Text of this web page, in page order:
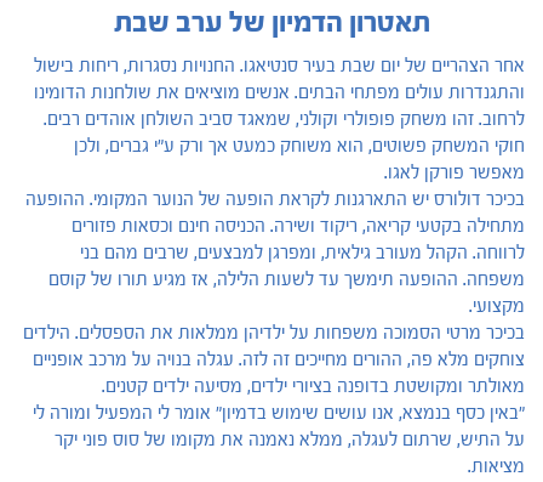
תאטרון הדמיון של ערב שבת
אחר הצהריים של יום שבת בעיר סנטיאגו. החנויות נסגרות, ריחות בישול
והתגנדרות עולים מפתחי הבתים. אנשים מוציאים את שולחנות הדומינו
לרחוב. זהו משחק פופולרי וקולני, שמאגד סביב השולחן אוהדים רבים.
חוקי המשחק פשוטים, הוא משוחק כמעט אך ורק ע"י גברים, ולכן
מאפשר פורקן לאגו.
בכיכר דולורס יש התארגנות לקראת הופעה של הנוער המקומי. ההופעה
מתחילה בקטעי קריאה, ריקוד ושירה. הכניסה חינם וכסאות פזורים
לרווחה. הקהל מעורב גילאית, ומפרגן למבצעים, שרבים מהם בני
משפחה. ההופעה תימשך עד לשעות הלילה, אז מגיע תורו של קוסם
מקצועי.
בכיכר מרטי הסמוכה משפחות על ילדיהן ממלאות את הספסלים. הילדים
צוחקים מלא פה, ההורים מחייכים זה לזה. עגלה בנויה על מרכב אופניים
מאולתר ומקושטת בדופנה בציורי ילדים, מסיעה ילדים קטנים.
"באין כסף בנמצא, אנו עושים שימוש בדמיון" אומר לי המפעיל ומורה לי
על התיש, שרתום לעגלה, ממלא נאמנה את מקומו של סוס פוני יקר
מציאות.